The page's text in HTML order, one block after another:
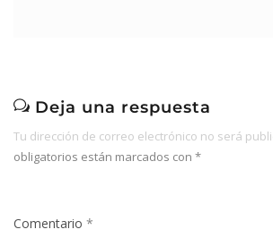
Deja una respuesta
Tu dirección de correo electrónico no será
obligatorios están marcados con *
Comentario *